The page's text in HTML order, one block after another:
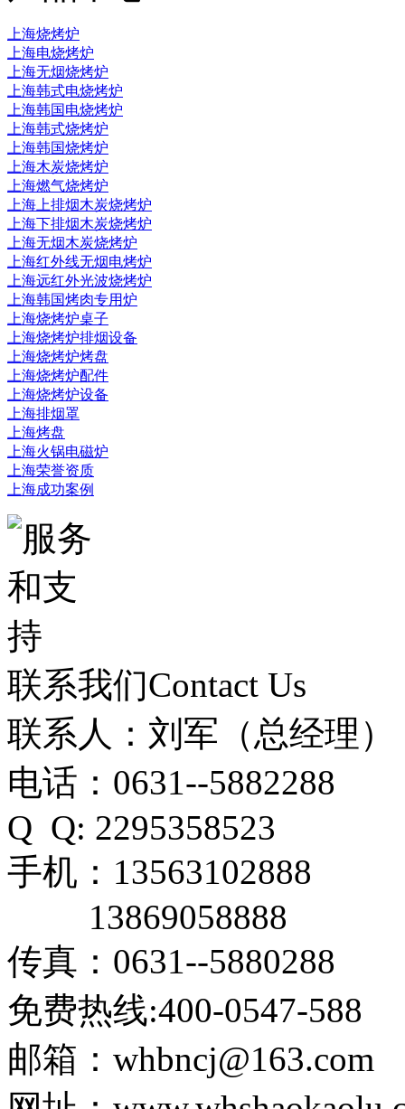
上海烧烤炉
上海电烧烤炉
上海无烟烧烤炉
上海韩式电烧烤炉
上海韩国电烧烤炉
上海韩式烧烤炉
上海韩国烧烤炉
上海木炭烧烤炉
上海燃气烧烤炉
上海上排烟木炭烧烤炉
上海下排烟木炭烧烤炉
上海无烟木炭烧烤炉
上海红外线无烟电烤炉
上海远红外光波烧烤炉
上海韩国烤肉专用炉
上海烧烤炉桌子
上海烧烤炉排烟设备
上海烧烤炉烤盘
上海烧烤炉配件
上海烧烤炉设备
上海排烟罩
上海烤盘
上海火锅电磁炉
上海荣誉资质
上海成功案例
联系我们Contact Us
联系人：刘军（总经理）
电话：0631--5882288
Q Q: 2295358523
手机：13563102888
13869058888
传真：0631--5880288
免费热线:400-0547-588
邮箱：whbncj@163.com